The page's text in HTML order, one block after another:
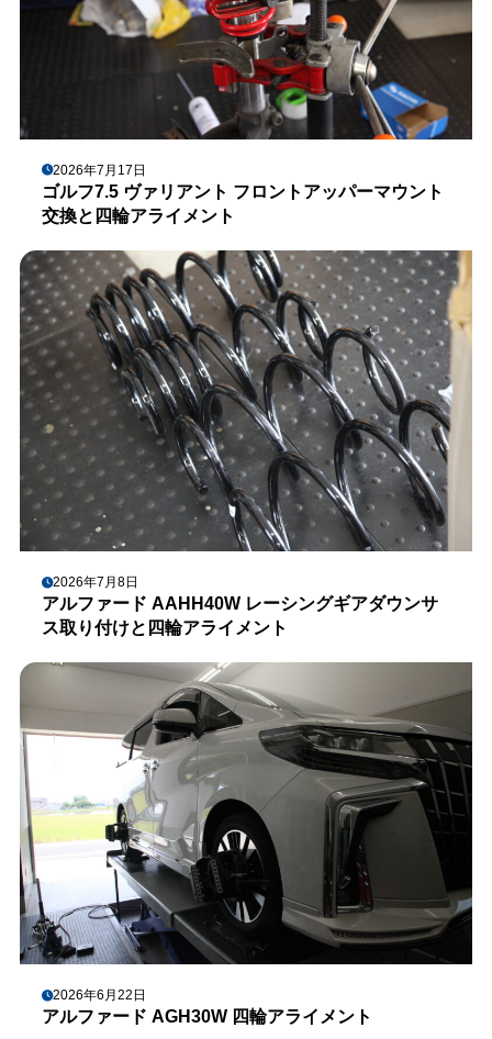
2026年7月17日
ゴルフ7.5 ヴァリアント フロントアッパーマウント
交換と四輪アライメント
2026年7月8日
アルファード AAHH40W レーシングギアダウンサ
ス取り付けと四輪アライメント
2026年6月22日
アルファード AGH30W 四輪アライメント